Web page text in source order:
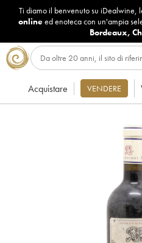
Ti diamo il benvenuto su iDealwine,
onlineed enoteca con un'ampia
Bordeaux,
Acquistare VENDERE